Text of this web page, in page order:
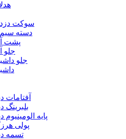
سوکت
دسته سیم
پشت
جلو
جلو
آفتامات
بلبرینگ
پایه الومینیوم
پولی
تسمه